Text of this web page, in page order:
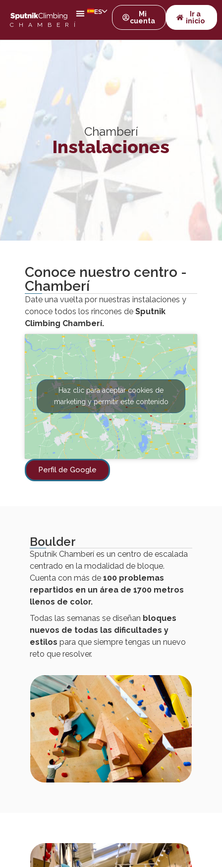
CHAMBERÍ
ES
Mi
cuenta
Ir a
inicio
Chamberí
Instalaciones
Conoce nuestro centro -
Chamberí
Date una vuelta por nuestras instalaciones y
conoce todos los rincones de Sputnik
Climbing Chamberí.
Haz clic para aceptar cookies de
marketing y permitir este contenido
Perfil de Google
Boulder
Sputnik Chamberí es un centro de escalada
centrado en la modalidad de bloque.
Cuenta con más de 100 problemas
repartidos en un área de 1700 metros
llenos de color.
Todas las semanas se diseñan bloques
nuevos de todas las dificultades y
estilos para que siempre tengas un nuevo
reto que resolver.